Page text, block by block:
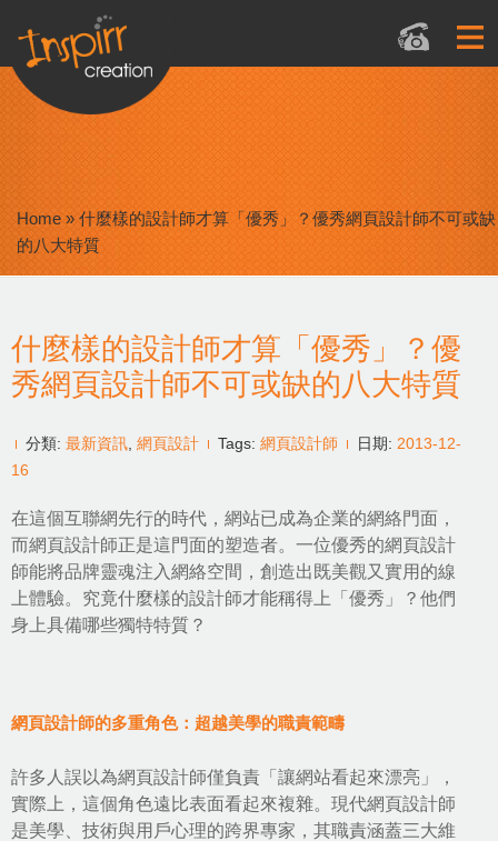
Home » 什麼樣的設計師才算「優秀」？優秀網頁設計師不可或缺
的八大特質
什麼樣的設計師才算「優秀」？優
秀網頁設計師不可或缺的八大特質
分類: 最新資訊 網頁設計 Tags: 網頁設計師 日期: 2013-12-
16
在這個互聯網先行的時代，網站已成為企業的網絡門面，
而網頁設計師正是這門面的塑造者。一位優秀的網頁設計
師能將品牌靈魂注入網絡空間，創造出既美觀又實用的線
上體驗。究竟什麼樣的設計師才能稱得上「優秀」？他們
身上具備哪些獨特特質？
網頁設計師的多重角色：超越美學的職責範疇
許多人誤以為網頁設計師僅負責「讓網站看起來漂亮」，
實際上，這個角色遠比表面看起來複雜。現代網頁設計師
是美學、技術與用戶心理的跨界專家，其職責涵蓋三大維